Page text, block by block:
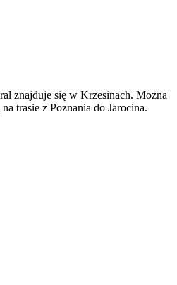
znajduje się w Krzesinach. Można
trasie z Poznania do Jarocina.